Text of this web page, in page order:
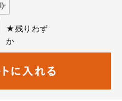
★残りわず
か